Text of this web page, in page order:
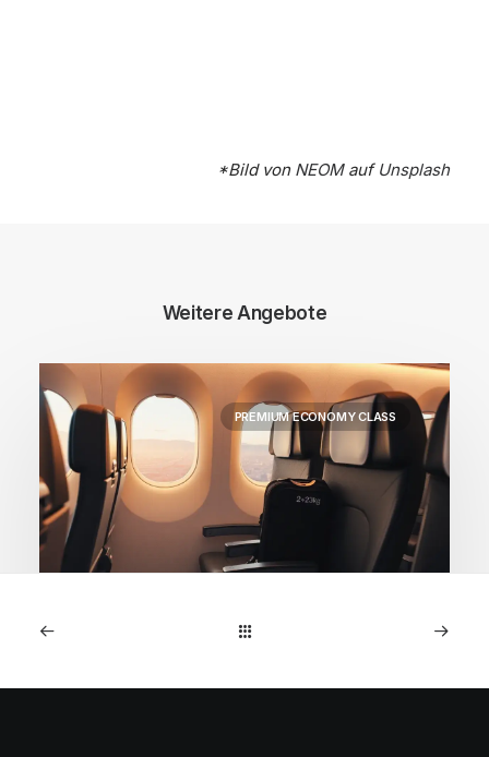
*Bild von NEOMauf Unsplash
Weitere Angebote
PREMIUM ECONOMY CLASS
1. Mai 2026